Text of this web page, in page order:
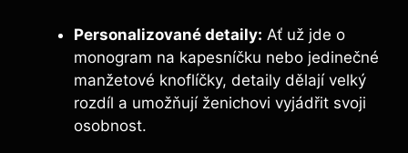
Personalizované detaily: Ať už jde o
monogram na kapesníčku nebo jedinečné
manžetové knoflíčky, detaily dělají velký
rozdíl a umožňují ženichovi vyjádřit svoji
osobnost.